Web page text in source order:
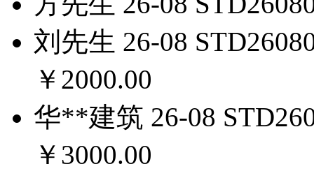
刘先生 26-08
￥2000.00
华**建筑 26-08
￥3000.00